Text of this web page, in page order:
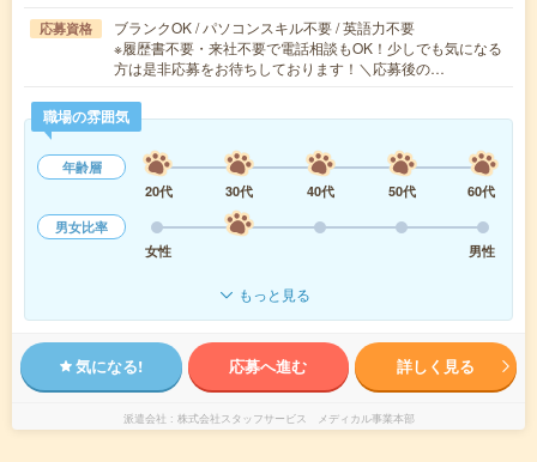
応募資格
ブランクOK / パソコンスキル不要 / 英語力不要
※履歴書不要・来社不要で電話相談もOK！少しでも気になる
方は是非応募をお待ちしております！＼応募後の…
職場の雰囲気
年齢層
20代
30代 40代 50代
60代
男女比率
女性
男性
もっと見る
気になる! 応募へ進む 詳しく見る
派遣会社 株式会社スタッフサービス メディカル事業本部